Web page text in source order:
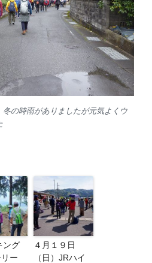
の時雨がありましたが元気よくウ
ング
リー
４月１９日
（日）JRハイ